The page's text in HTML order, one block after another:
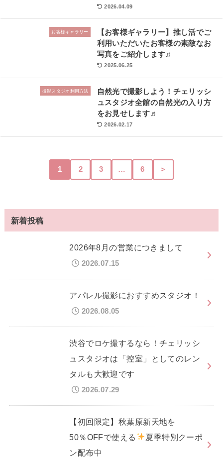
2026.04.09
お客様ギャラリー
【お客様ギャラリー】推し活でご
利用いただいたお客様の素敵なお
写真をご紹介します♬
2025.06.25
撮影スタジオ利用方法
自然光で撮影しよう！チェリッシ
ュスタジオ全館の自然光の入り方
をお見せします♬
2026.02.17
1 2 3 … 6 ＞
新着投稿
2026年8月の営業につきまして
2026.07.15
アパレル撮影におすすめスタジオ！
2026.08.05
渋谷でロケ撮するなら！チェリッシ
ュスタジオは「控室」としてのレン
タルも大歓迎です
2026.07.29
【初回限定】秋葉原新天地を
50％OFFで使える
夏季特別クーポ
ン配布中